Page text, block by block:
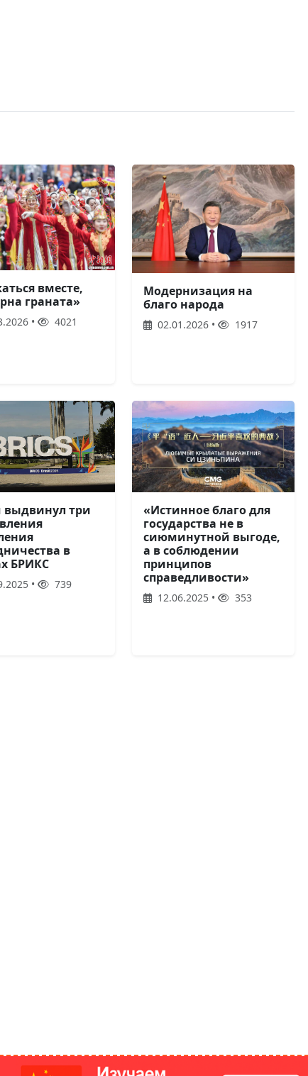
вместе,
граната»
• 4021
Модернизация на
благо народа
02.01.2026 • 1917
выдвинул три
в
БРИКС
• 739
«Истинное благо для
государства не в
сиюминутной выгоде,
а в соблюдении
принципов
справедливости»
12.06.2025 • 353